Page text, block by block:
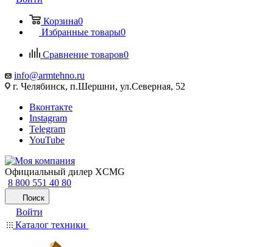
Корзина0
Избранные товары0
Сравнение товаров0
info@armtehno.ru
г. Челябинск, п.Шершни, ул.Северная, 52
Вконтакте
Instagram
Telegram
YouTube
Официальный дилер XCMG
8 800 551 40 80
Поиск
Войти
Каталог техники